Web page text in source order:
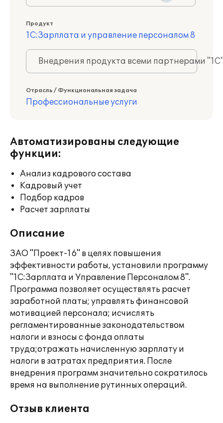
Продукт
1С:Зарплата и управление персоналом 8
Внедрения продукта всеми партнерами
Отрасль / Функциональная задача
Профессиональные услуги
Автоматизированы следующие
функции:
Анализ кадрового состава
Кадровый учет
Подбор кадров
Расчет зарплаты
Описание
ЗАО "Проект-16" в целях повышения
эффективности работы, установили программу
"1С:Зарплата и Управление Персоналом 8".
Программа позволяет осуществлять расчет
заработной платы; управлять финансовой
мотивацией персонала; исчислять
регламентированные законодательством
налоги и взносы с фонда оплаты
труда;отражать начисленную зарплату и
налоги в затратах предприятия. После
внедрения программ значительно сократилось
время на выполнение рутинных операций.
Отзыв клиента